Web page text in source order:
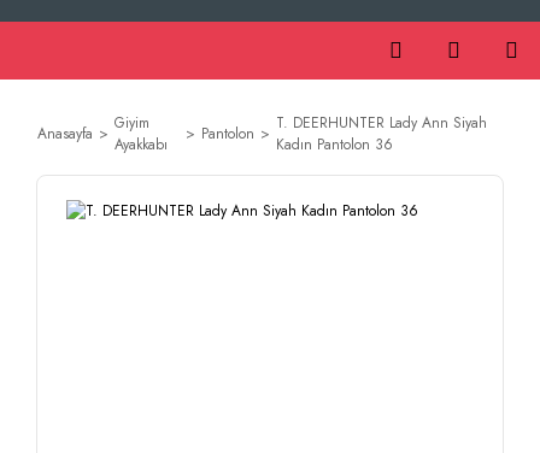
Anasayfa
Giyim
Ayakkabı
Pantolon
T. DEERHUNTER Lady Ann Siyah
Kadın Pantolon 36